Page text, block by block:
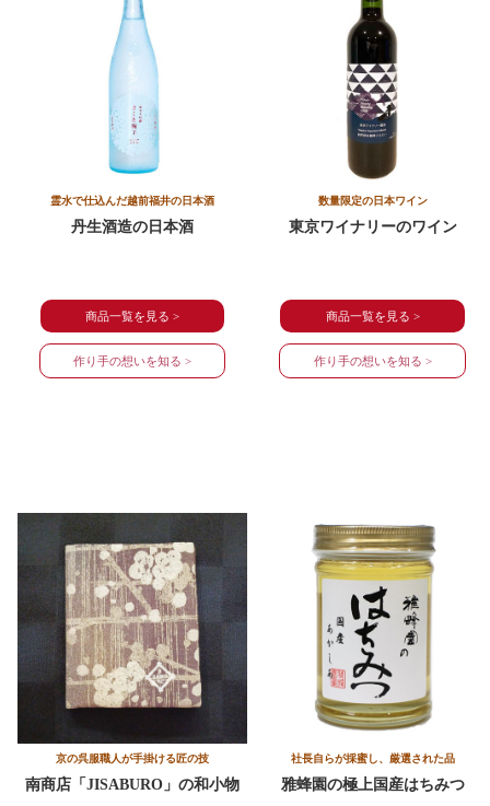
霊水で仕込んだ越前福井の日本酒
丹生酒造の日本酒
商品一覧を見る >
作り手の想いを知る >
数量限定の日本ワイン
東京ワイナリーのワイン
商品一覧を見る >
作り手の想いを知る >
京の呉服職人が手掛ける匠の技
南商店「JISABURO」の和小物
社長自らが採蜜し、厳選された品
雅蜂園の極上国産はちみつ